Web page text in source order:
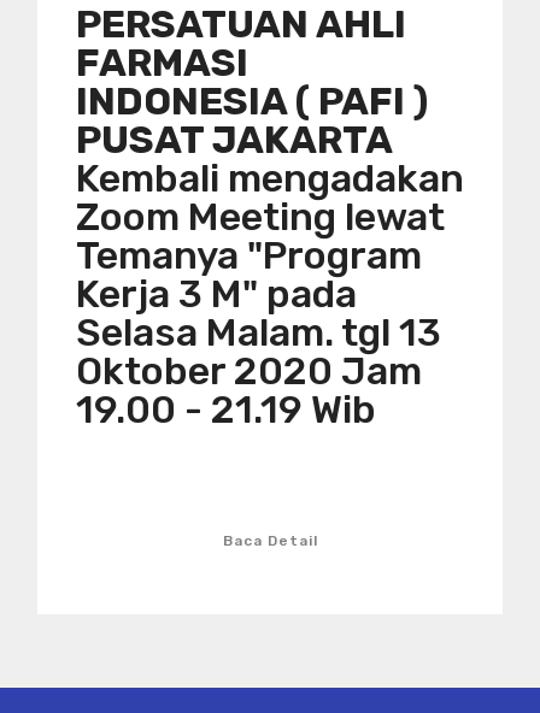
PERSATUAN AHLI
FARMASI
INDONESIA ( PAFI )
PUSAT JAKARTA
Kembali mengadakan
Zoom Meeting lewat
Temanya "Program
Kerja 3 M" pada
Selasa Malam. tgl 13
Oktober 2020 Jam
19.00 - 21.19 Wib
Baca Detail